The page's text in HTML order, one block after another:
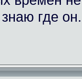
где он.